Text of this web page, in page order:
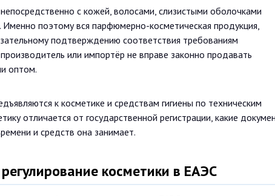
с кожей, волосами, слизистыми оболочками
поэтому вся парфюмерно-косметическая продукция,
подтверждению соответствия требованиям
или импортёр не вправе законно продавать
оптом.
к косметике и средствам гигиены по техническим
отличается от государственной регистрации, какие
и средств она занимает.
косметики в ЕАЭС